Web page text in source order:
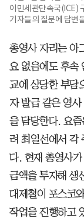
이민세관단속국(ICE)
기자들의 질문에 답변
총영사 자리는 아
요 없음에도 후속
교에 상당한 부담
자 발급 같은 영
을 담당한다. 요
려 최일선에서 각
다. 현재 총영사
금액을 투자해 생
대제철이 포스코
작업을 진행하고